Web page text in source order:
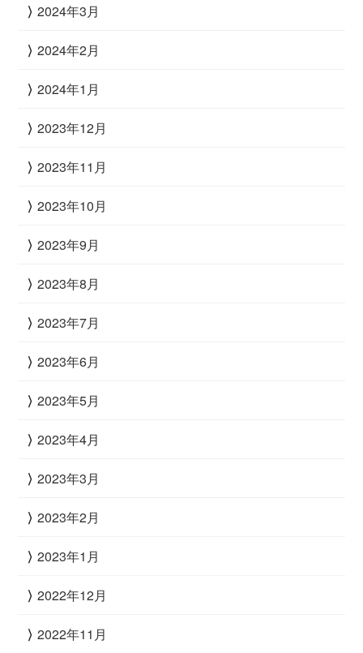
2024年3月
2024年2月
2024年1月
2023年12月
2023年11月
2023年10月
2023年9月
2023年8月
2023年7月
2023年6月
2023年5月
2023年4月
2023年3月
2023年2月
2023年1月
2022年12月
2022年11月